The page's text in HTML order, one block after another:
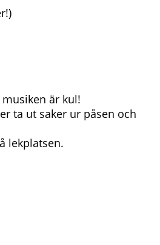
är kul!
ta ut saker ur påsen och
lekplatsen.